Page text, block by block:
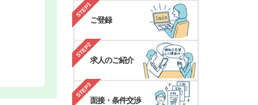
STEP1
ご登録
STEP2
求人のご紹介
STEP3
面接・条件交渉